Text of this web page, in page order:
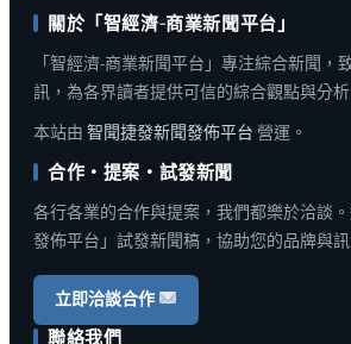
關於「智經濟-商業新聞平台」
「智經濟-商業新聞平台」專注綜合新聞，
訊，為各界讀者提供可信的綜合觀點與分析
本站由 智聞捷發新聞發佈平台 營運。
合作・提案・試發新聞
各行各業的合作與提案，我們都樂於洽談
發佈平台」試發新聞稿，協助您的品牌與
立即洽談合作
聯絡我們